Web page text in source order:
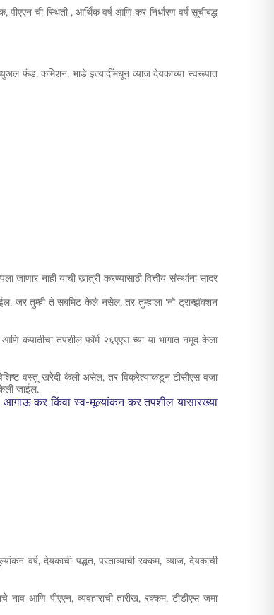
पीएएन ची स्थिती , आर्थिक वर्ष आणि कर निर्धारण वर्ष सूचीबद्ध
फंड, कमिशन, भाडे इत्यादींमधून व्याज देयकाच्या स्वरूपात
नाही याची खात्री करण्यासाठी वित्तीय संस्थांना सादर
जर तुम्ही ते सबमिट केले नसेल, तर तुम्हाला 'नो ट्रान्झॅक्शन
कपातीचा तपशील फॉर्म २६एएस च्या या भागात नमूद केला
वस्तू खरेदी केली असेल, तर विक्रेत्याकडून टीसीएस वजा
केली जाईल.
आगाऊ कर किंवा स्व-मूल्यांकन कर तपशील यासारख्या
वर्ष, देयकाची पद्धत, परताव्याची रक्कम, व्याज, देयकाची
नाव आणि पीएएन, व्यवहाराची तारीख, रक्कम, टीडीएस जमा